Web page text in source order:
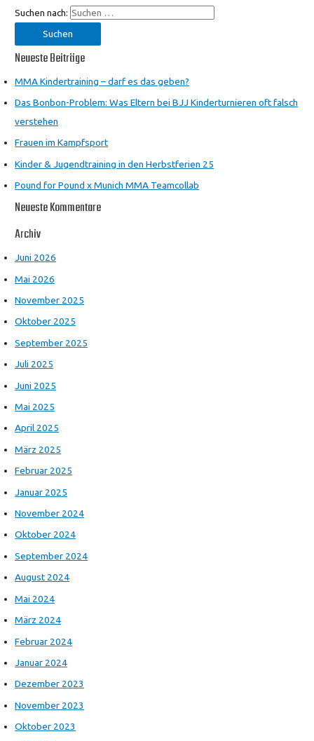
Suchen nach:
Neueste Beiträge
MMA Kindertraining – darf es das geben?
Das Bonbon-Problem: Was Eltern bei BJJ Kinderturnieren oft falsch
verstehen
Frauen im Kampfsport
Kinder & Jugendtraining in den Herbstferien 25
Pound for Pound x Munich MMA Teamcollab
Neueste Kommentare
Archiv
Juni 2026
Mai 2026
November 2025
Oktober 2025
September 2025
Juli 2025
Juni 2025
Mai 2025
April 2025
März 2025
Februar 2025
Januar 2025
November 2024
Oktober 2024
September 2024
August 2024
Mai 2024
März 2024
Februar 2024
Januar 2024
Dezember 2023
November 2023
Oktober 2023